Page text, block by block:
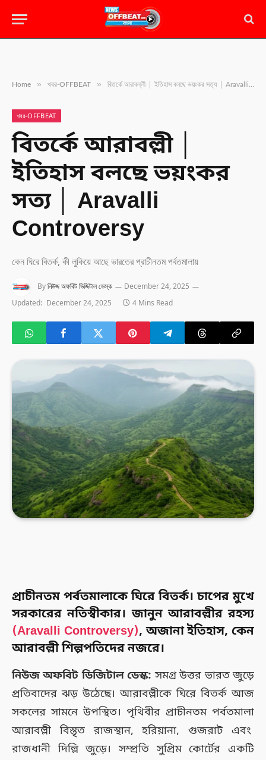
Home » খবর-OFFBEAT » বিতর্কে আরাবল্লী │ ইতিহাস বলছে ভয়ংকর সত্য │ Aravalli Controversy
খবর-OFFBEAT
বিতর্কে আরাবল্লী │
ইতিহাস বলছে ভয়ংকর
সত্য │ Aravalli
Controversy
কেন ঘিরে বিতর্ক, কী লুকিয়ে আছে ভারতের প্রাচীনতম পর্বতমালায়
Byনিউজ অফবিট ডিজিটাল ডেস্ক
December 24, 2025
Updated: December 24, 2025 4 Mins Read
প্রাচীনতম পর্বতমালাকে ঘিরে বিতর্ক। চাপের মুখে
সরকারের নতিস্বীকার। জানুন আরাবল্লীর রহস্য
(Aravalli Controversy), অজানা ইতিহাস, কেন
আরাবল্লী শিল্পপতিদের নজরে।
নিউজ অফবিট ডিজিটাল ডেস্ক: সমগ্র উত্তর ভারত জুড়ে
প্রতিবাদের ঝড় উঠেছে। আরাবল্লীকে ঘিরে বিতর্ক আজ
সকলের সামনে উপস্থিত। পৃথিবীর প্রাচীনতম পর্বতমালা
আরাবল্লী বিস্তৃত রাজস্থান, হরিয়ানা, গুজরাট এবং
রাজধানী দিল্লি জুড়ে। সম্প্রতি সুপ্রিম কোর্টের একটি